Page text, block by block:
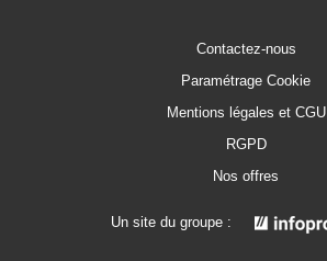
Contactez-nous
Paramétrage Cookie
Mentions légales et CGU
RGPD
Nos offres
Un site du groupe :